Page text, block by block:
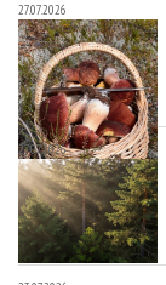
27.07.2026
27.07.2026